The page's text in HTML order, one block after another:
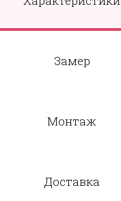
Замер
Монтаж
Доставка